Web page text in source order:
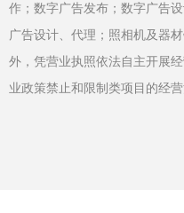
作；数字广告发布；数字广告
广告设计、代理；照相机及器
外，凭营业执照依法自主开展
业政策禁止和限制类项目的经营